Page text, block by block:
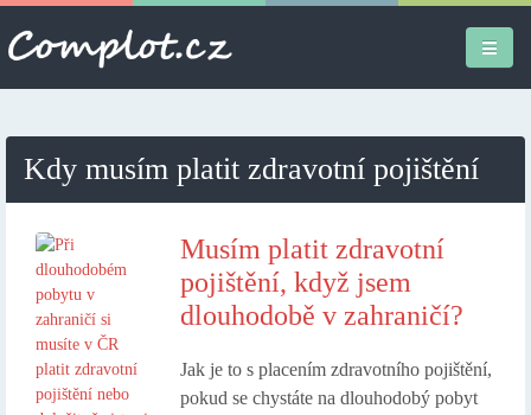
Různé
Osobní
Apple iPad
Práce
Kdy musím platit zdravotní pojištění
Musím platit zdravotní
pojištění, když jsem
dlouhodobě v zahraničí?
Jak je to s placením zdravotního pojištění,
pokud se chystáte na dlouhodobý pobyt